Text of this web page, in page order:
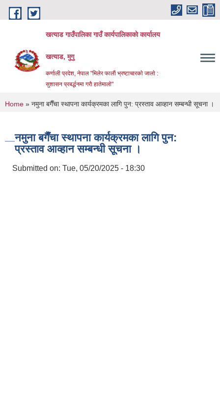
Skip to main content
खत्याड गाउँपालिका गाउँ कार्यपालिकाकाे कार्यालय
खत्याड, मुगु
कर्णाली प्रदेश, नेपाल "मिलेर फालाैं भ्रष्टाचारकाे जालाे :
सुशासन प्रबर्द्धनमा गराै‌ हातेमालाे"
You are here
Home » नमुना बगैँचा स्थापना कार्यक्रमका लागि पुन: प्रस्ताव आव्हान सम्बन्धी सूचना ।
नमुना बगैँचा स्थापना कार्यक्रमका लागि पुन:
प्रस्ताव आव्हान सम्बन्धी सूचना ।
Submitted on: Tue, 05/20/2025 - 18:30